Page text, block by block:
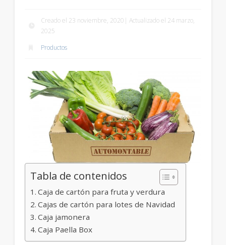
Creado el 23 noviembre, 2020| Actualizado el 24 marzo,
2025
Productos
Tabla de contenidos
Caja de cartón para fruta y verdura
Cajas de cartón para lotes de Navidad
Caja jamonera
Caja Paella Box